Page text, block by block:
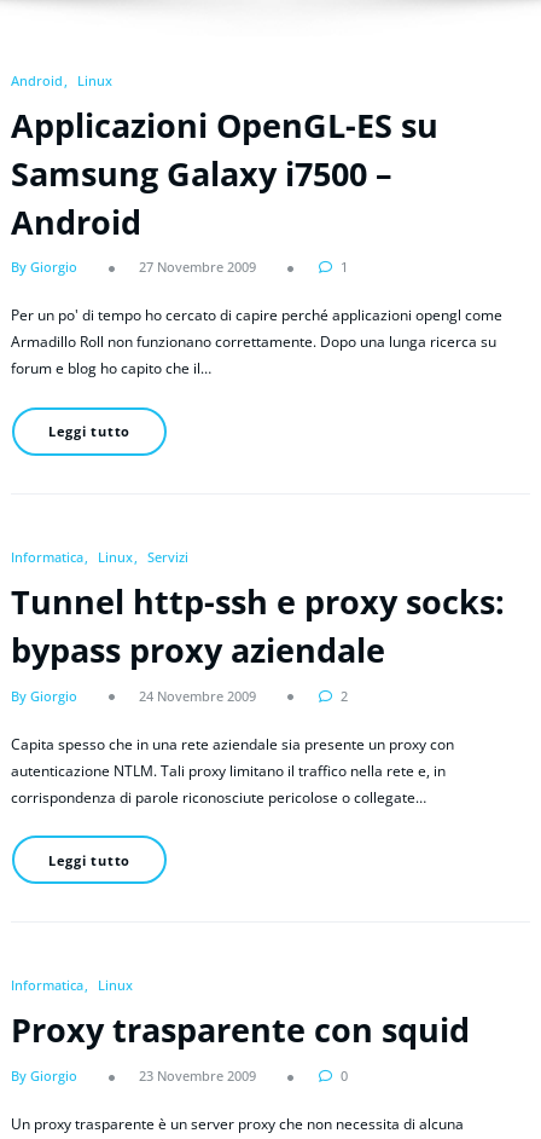
Android Linux
Applicazioni OpenGL-ES su
Samsung Galaxy i7500 –
Android
By Giorgio 27 Novembre 2009 1
Per un po' di tempo ho cercato di capire perché applicazioni opengl come
Armadillo Roll non funzionano correttamente. Dopo una lunga ricerca su
forum e blog ho capito che il…
Leggi tutto
Informatica Linux Servizi
Tunnel http-ssh e proxy socks:
bypass proxy aziendale
By Giorgio 24 Novembre 2009 2
Capita spesso che in una rete aziendale sia presente un proxy con
autenticazione NTLM. Tali proxy limitano il traffico nella rete e, in
corrispondenza di parole riconosciute pericolose o collegate…
Leggi tutto
Informatica Linux
Proxy trasparente con squid
By Giorgio 23 Novembre 2009 0
Un proxy trasparente è un server proxy che non necessita di alcuna